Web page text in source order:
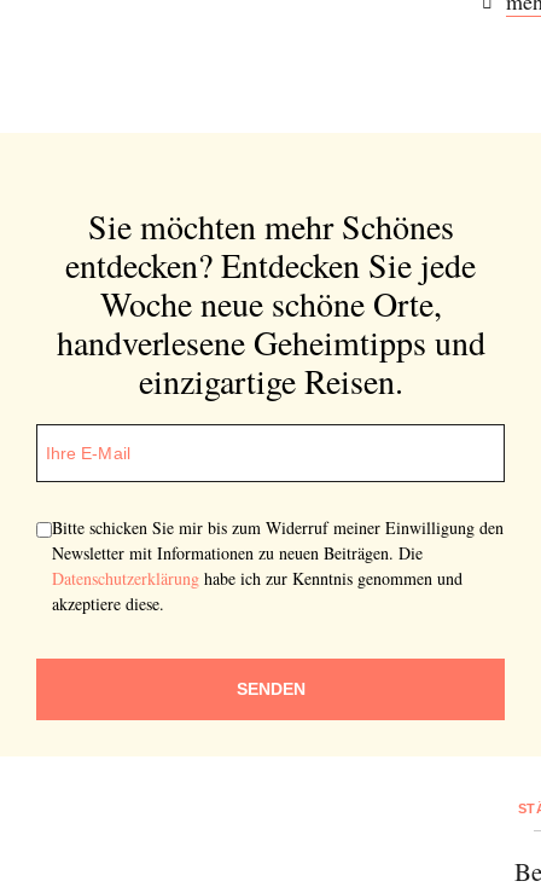
Sie möchten mehr Schönes
entdecken?Entdecken Sie jede
Woche neue schöne Orte,
handverlesene Geheimtipps und
einzigartige Reisen.
Bitte schicken Sie mir bis zum Widerruf meiner Einwilligung den
Newsletter mit Informationen zu neuen Beiträgen. Die
Datenschutzerklärung habe ich zur Kenntnis genommen und
akzeptiere diese.
SENDEN